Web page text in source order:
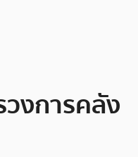
งการคลัง